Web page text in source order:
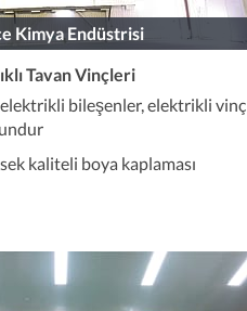
Kimya Endüstrisi
Tavan Vinçleri
bileşenler, elektrikli vinç
kaliteli boya kaplaması